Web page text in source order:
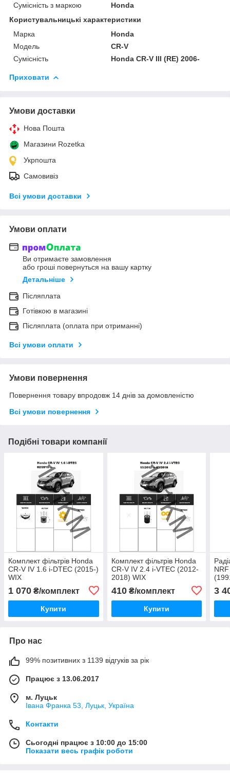
Сумісність з маркою
Honda
Користувальницькі характеристики
Марка
Honda
Модель
CR-V
Сумісність
Honda CR-V III (RE) 2006-
Приховати
Умови доставки
Нова Пошта
Магазини Rozetka
Укрпошта
Самовивіз
Всі умови доставки
Умови оплати
Ви отримаєте замовлення
або гроші повернуться на вашу картку
Детальніше
Післяплата
Готівкою в магазині
Післяплата (оплата при отриманні)
Всі умови оплати
Умови повернення
Повернення товару впродовж 14 днів за домовленістю
Всі умови повернення
Подібні товари компанії
Комплект фільтрів Honda
CR-V IV 1.6 i-DTEC (2015-)
WIX
1 070 ₴/комплект
Купити
Комплект фільтрів Honda
CR-V IV 2.4 i-VTEC (2012-
2018) WIX
410₴/комплект
Купити
3
Про нас
99% позитивних з 1139 відгуків за рік
Працює з 13.06.2017
м. Луцьк
Івана Франка 53, Луцьк, Україна
Контакти
Сьогодні працює з 10:00 до 15:00
Показати весь графік роботи